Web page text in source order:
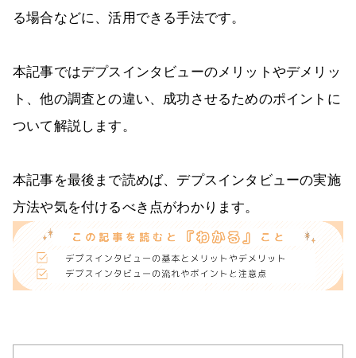
る場合などに、活用できる手法です。
本記事ではデプスインタビューのメリットやデメリッ
ト、他の調査との違い、成功させるためのポイントに
ついて解説します。
本記事を最後まで読めば、デプスインタビューの実施
方法や気を付けるべき点がわかります。